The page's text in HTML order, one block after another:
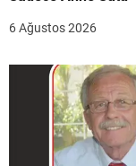
6 Ağustos 2026